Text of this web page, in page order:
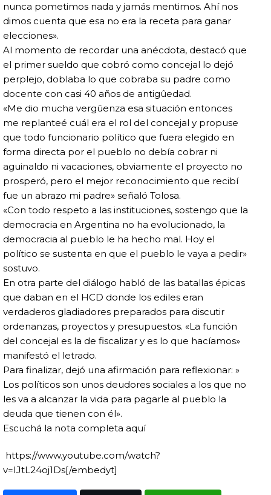
nunca pometimos nada y jamás mentimos. Ahí nos
dimos cuenta que esa no era la receta para ganar
elecciones».
Al momento de recordar una anécdota, destacó que
el primer sueldo que cobró como concejal lo dejó
perplejo, doblaba lo que cobraba su padre como
docente con casi 40 años de antigûedad.
«Me dio mucha vergûenza esa situación entonces
me replanteé cuál era el rol del concejal y propuse
que todo funcionario político que fuera elegido en
forma directa por el pueblo no debía cobrar ni
aguinaldo ni vacaciones, obviamente el proyecto no
prosperó, pero el mejor reconocimiento que recibí
fue un abrazo mi padre» señaló Tolosa.
«Con todo respeto a las instituciones, sostengo que la
democracia en Argentina no ha evolucionado, la
democracia al pueblo le ha hecho mal. Hoy el
político se sustenta en que el pueblo le vaya a pedir»
sostuvo.
En otra parte del diálogo habló de las batallas épicas
que daban en el HCD donde los ediles eran
verdaderos gladiadores preparados para discutir
ordenanzas, proyectos y presupuestos. «La función
del concejal es la de fiscalizar y es lo que hacíamos»
manifestó el letrado.
Para finalizar, dejó una afirmación para reflexionar: »
Los políticos son unos deudores sociales a los que no
les va a alcanzar la vida para pagarle al pueblo la
deuda que tienen con él».
Escuchá la nota completa aquí
https://www.youtube.com/watch?
v=IJtL24oj1Ds[/embedyt]